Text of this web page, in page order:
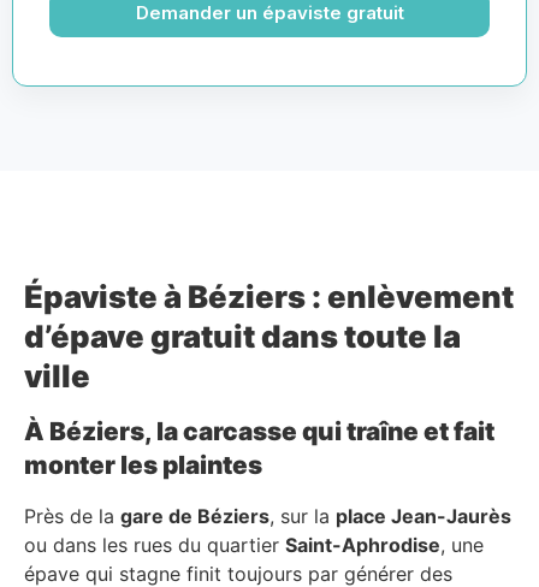
Demander un épaviste gratuit
Épaviste à Béziers : enlèvement
d’épave gratuit dans toute la
ville
À Béziers, la carcasse qui traîne et fait
monter les plaintes
Près de la gare de Béziers, sur la place Jean-Jaurès
ou dans les rues du quartier Saint-Aphrodise, une
épave qui stagne finit toujours par générer des